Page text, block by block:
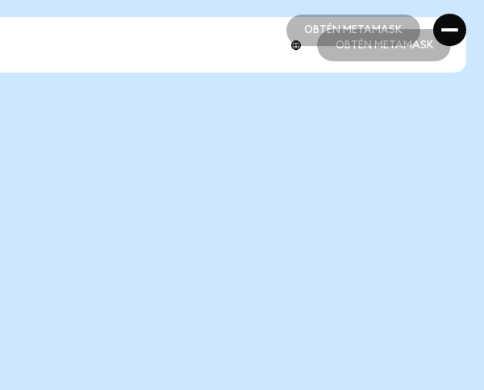
OBTÉN METAMASK
OBTÉN METAMASK
OBTÉN METAMASK